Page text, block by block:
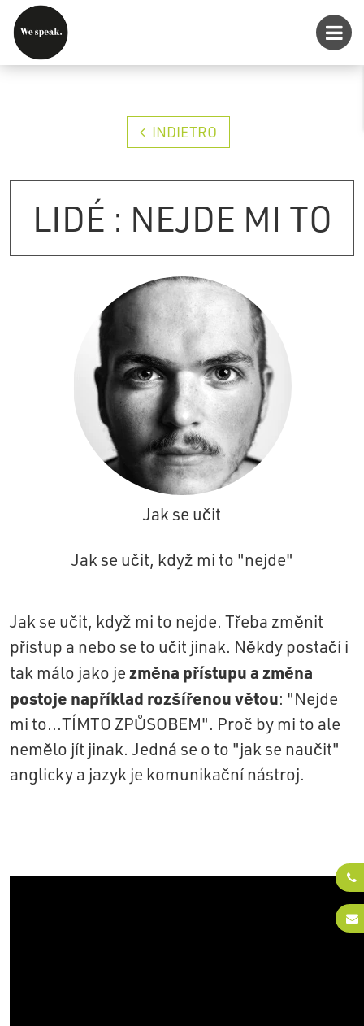
INDIETRO
LIDÉ : NEJDE MI TO
Jak se učit
Jak se učit, když mi to "nejde"
Jak se učit, když mi to nejde. Třeba změnit
přístup a nebo se to učit jinak. Někdy postačí i
tak málo jako jezměna přístupu a změna
postoje například rozšířenou větou: "Nejde
mi to...TÍMTO ZPŮSOBEM". Proč by mi to ale
nemělo jít jinak. Jedná se o to "jak se naučit"
anglicky a jazyk je komunikační nástroj.